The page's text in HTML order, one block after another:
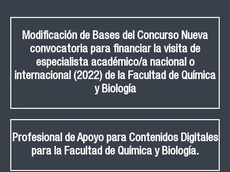
Modificación de Bases del Concurso Nueva
convocatoria para financiar la visita de
especialista académico/a nacional o
internacional (2022) de la Facultad de Química
y Biología
Profesional de Apoyo para Contenidos Digitales
para la Facultad de Química y Biología.